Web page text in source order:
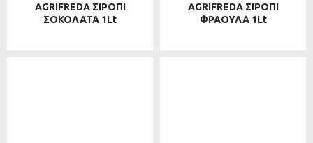
AGRIFREDA ΣΙΡΟΠΙ
ΣΟΚΟΛΑΤΑ 1Lt
AGRIFREDA ΣΙΡΟΠΙ
ΦΡΑΟΥΛΑ 1Lt